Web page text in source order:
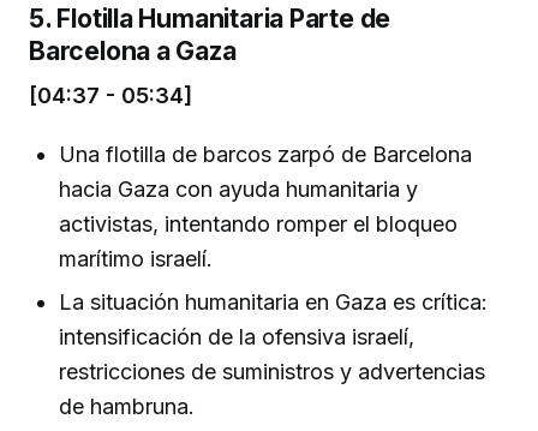
5. Flotilla Humanitaria Parte de
Barcelona a Gaza
[04:37 - 05:34]
Una flotilla de barcos zarpó de Barcelona
hacia Gaza con ayuda humanitaria y
activistas, intentando romper el bloqueo
marítimo israelí.
La situación humanitaria en Gaza es crítica:
intensificación de la ofensiva israelí,
restricciones de suministros y advertencias
de hambruna.